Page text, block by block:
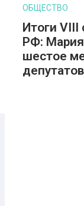
ОБЩЕСТВО
Итоги
РФ: Мария
шестое
депутатов